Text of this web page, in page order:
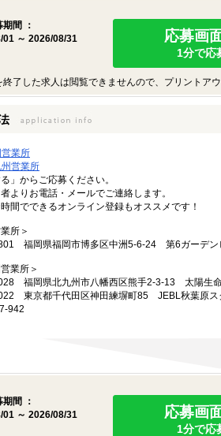
間 ：
01 ～ 2026/08/31
応募画
1分で応
了した求人は閲覧できませんので、プリントアウ
業所
営業所
る」からご応募ください。
よりお電話・メールでご連絡します。
間でできるオンライン登録もオススメです！
所＞
福岡県福岡市博多区中洲5-6-24 第6ガーデ
業所＞
福岡県北九州市八幡西区熊手2-3-13 太陽生
東京都千代田区神田練塀町85 JEBL秋葉原ス
942
間 ：
01 ～ 2026/08/31
応募画
1分で応